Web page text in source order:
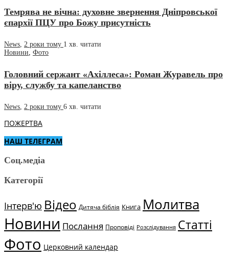
Темрява не вічна: духовне звернення Дніпровської
єпархії ПЦУ про Божу присутність
News 2 роки тому 1 хв. читати
Новини Фото
Головний сержант «Ахіллеса»: Роман Журавель про
віру, службу та капеланство
News 2 роки тому 6 хв. читати
ПОЖЕРТВА
НАШ ТЕЛЕГРАМ
Соц.медіа
Категорії
Інтерв'ю Відео Дитяча біблія Книга Молитва
Новини Послання Проповіді Розслідування Статті
Фото Церковний календар